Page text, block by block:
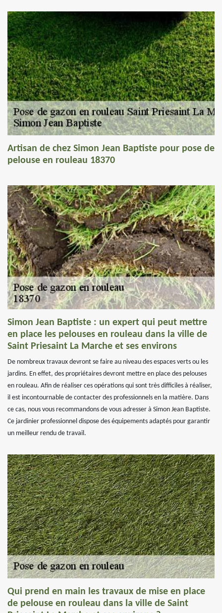
Artisan de chez Simon Jean Baptiste pour pose de
pelouse en rouleau 18370
Simon Jean Baptiste : un expert qui peut mettre
en place les pelouses en rouleau dans la ville de
Saint Priesaint La Marche et ses environs
De nombreux travaux devront se faire au niveau des espaces verts ou les
jardins. En effet, des propriétaires devront mettre en place des pelouses
en rouleau. Afin de réaliser ces opérations qui sont très difficiles à réaliser,
il est incontournable de contacter des professionnels en la matière. Dans
ce cas, nous vous recommandons de vous adresser à Simon Jean Baptiste.
Ce jardinier professionnel dispose des équipements adaptés pour garantir
un meilleur rendu de travail.
Qui prend en main les travaux de mise en place
de pelouse en rouleau dans la ville de Saint